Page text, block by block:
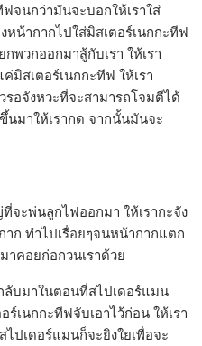
ฟจนกว่ามันจะบอกให้เราใส่
น้ากากไปใส่มิสเตอร์เนกกะทีฟ
พวกออกมาสู้กับเรา ให้เรา
มิสเตอร์เนกกะทีฟ ให้เรา
อจังหวะที่จะสามารถโจมตีได้
นมาให้เรากด จากนั้นมันจะ
จะพ่นลูกไฟออกมา ให้เรากะจัง
าก ทำไปเรื่อยๆจนหน้ากากแตก
าคอยก่อกวนเราด้วย
บมาในตอนที่สไปเดอร์แมน
เนกกะทีฟจับเอาไว้ก่อน ให้เรา
ปเดอร์แมนก็จะยิงใยเพื่อจะ